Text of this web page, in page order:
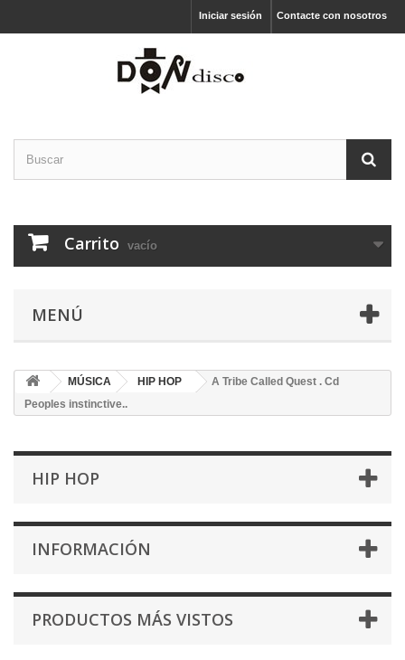
Contacte con nosotros
Iniciar sesión
Carrito vacío
MENÚ
MÚSICA HIP HOP
A Tribe Called Quest . Cd
Peoples instinctive..
HIP HOP
INFORMACIÓN
PRODUCTOS MÁS VISTOS